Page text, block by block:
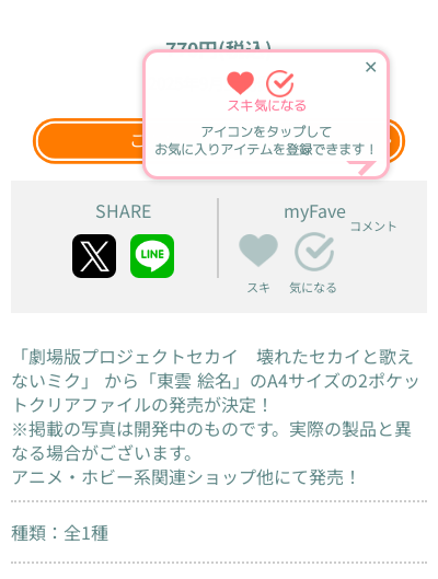
770円(税込)
2025年9月上旬 発売
このグッズをウェブ検索
✕
スキ気になる
アイコンをタップして
お気に入りアイテムを登録できます！
SHARE myFave
スキ 気になる
コメント
「劇場版プロジェクトセカイ 壊れたセカイと歌え
ないミク」 から「東雲 絵名」のA4サイズの2ポケッ
トクリアファイルの発売が決定！
※掲載の写真は開発中のものです。実際の製品と異
なる場合がございます。
アニメ・ホビー系関連ショップ他にて発売！
種類：全1種